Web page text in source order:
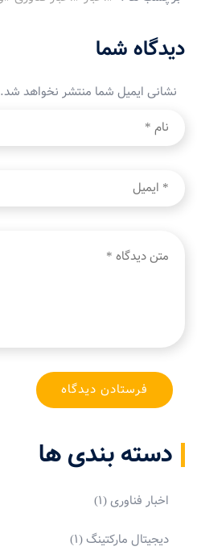
دیدگاه شما
نشانی ایمیل شما منتشر نخواهد شد.
دسته بندی ها
اخبار فناوری(۱)
دیجیتال مارکتینگ(۱)